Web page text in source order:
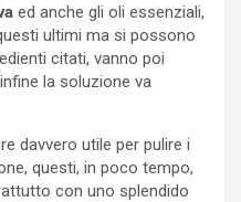
ed anche gli oli essenziali,
ultimi ma si possono
citati, vanno poi
la soluzione va
davvero utile per pulire i
questi, in poco tempo,
con uno splendido